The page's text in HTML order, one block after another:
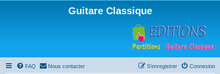
Guitare Classique
FAQ Nous contacter Connexion
S’enregistrer